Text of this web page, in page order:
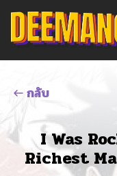
กลับ
I Was
Richest